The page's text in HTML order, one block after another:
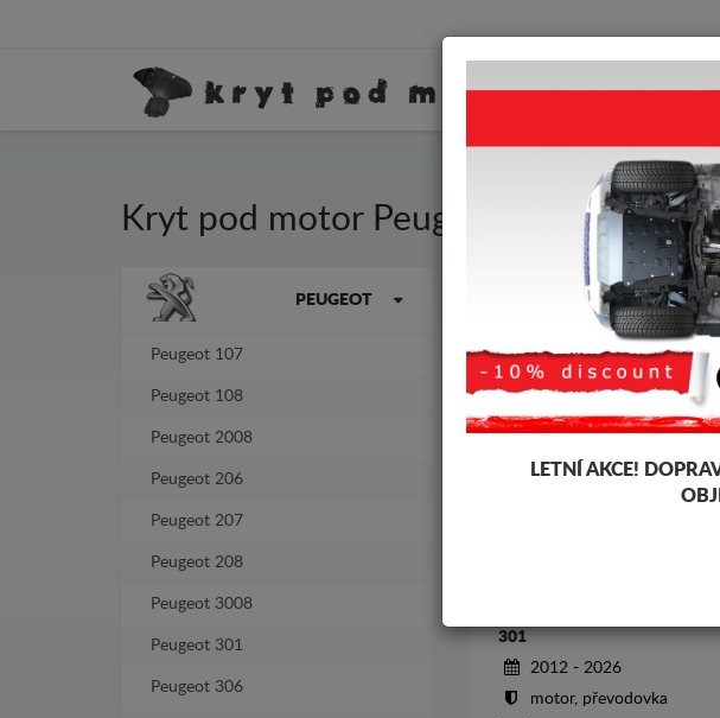
KRYT POD
Kryt pod motor Peugeot 301
Značky vozidel PEUGEOT
Peugeot 107
Peugeot 108
Peugeot 2008
Peugeot 206
Peugeot 207
Peugeot 208
Peugeot 3008
Peugeot 301
Peugeot 306
Kryt pod pro motor a
tloušťky 2-3 mm, snadno se
-4%
301
2012 - 2026
motor, převodovka
LETNÍ AKCE!